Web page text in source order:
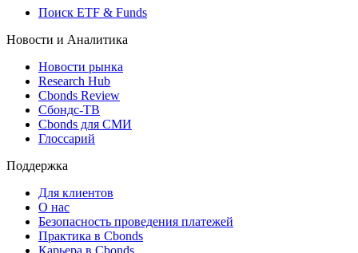
Поиск ETF & Funds
Новости и Аналитика
Новости рынка
Research Hub
Cbonds Review
Сбондс-ТВ
Cbonds для СМИ
Глоссарий
Поддержка
Для клиентов
О нас
Безопасность проведения платежей
Практика в Cbonds